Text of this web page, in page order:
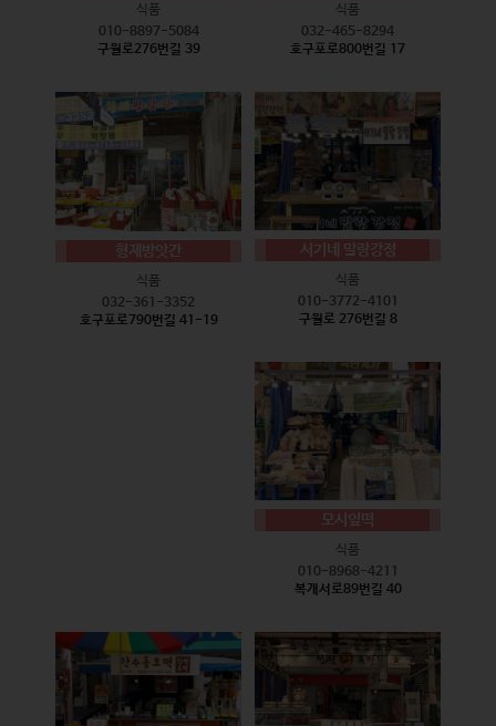
식품
010-8897-5084
구월로276번길 39
식품
032-465-8294
호구포로800번길 17
형제방앗간
식품
032-361-3352
호구포로790번길 41-19
서기네 말랑강정
식품
010-3772-4101
구월로 276번길 8
모시잎떡
식품
010-8968-4211
복개서로89번길 40